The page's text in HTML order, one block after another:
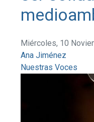
Miércoles, 10
Ana Jiménez
Nuestras Voces